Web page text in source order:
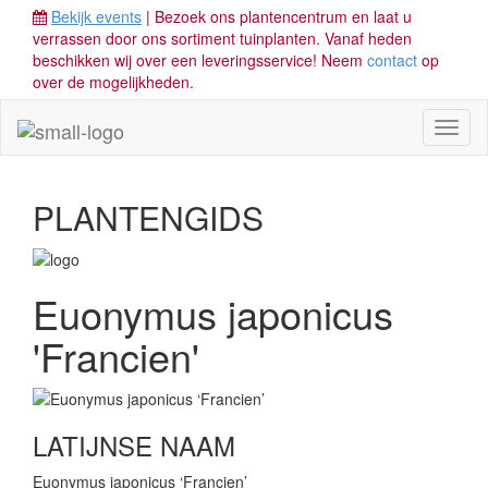
Bekijk events | Bezoek ons plantencentrum en laat u
verrassen door ons sortiment tuinplanten. Vanaf heden
beschikken wij over een leveringsservice! Neem contact op
over de mogelijkheden.
PLANTENGIDS
Euonymus japonicus
'Francien'
LATIJNSE NAAM
Euonymus japonicus ‘Francien’